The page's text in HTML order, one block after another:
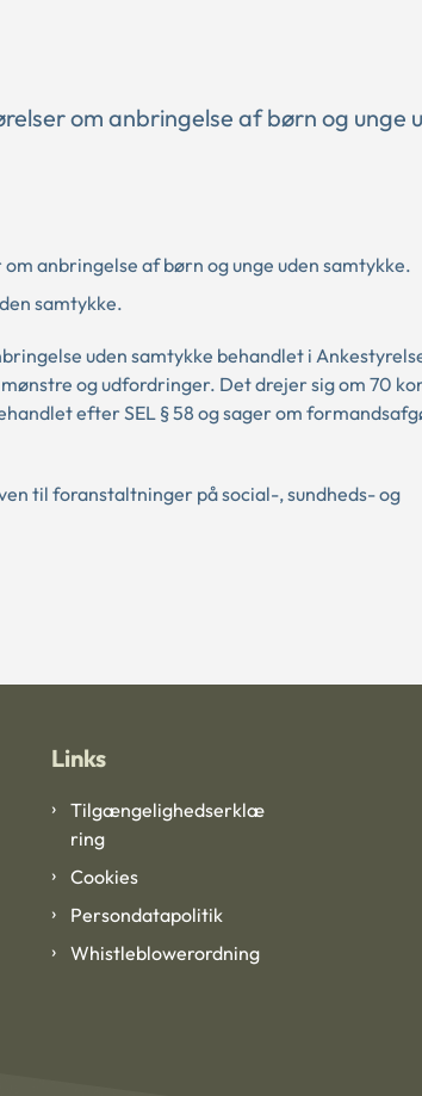
om anbringelse af børn og unge
anbringelse af børn og unge uden samtykke.
samtykke.
uden samtykke behandlet i
og udfordringer. Det drejer sig om 70
efter SEL § 58 og sager om
til foranstaltninger på social-, sundheds- og
Links
Tilgængelighedserklæ
ring
Cookies
Persondatapolitik
Whistleblowerordning